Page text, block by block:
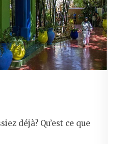
déjà? Qu’est ce que